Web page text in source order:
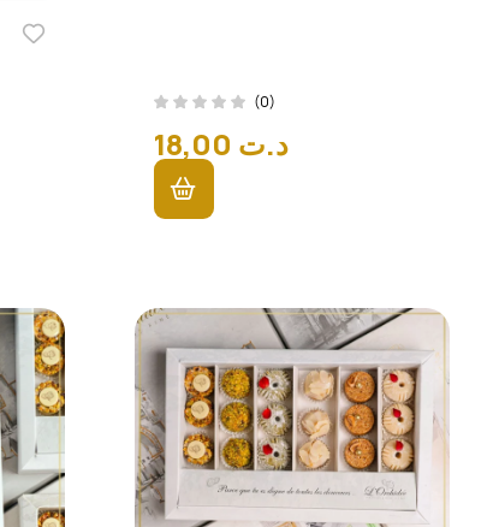
(0)
د.ت